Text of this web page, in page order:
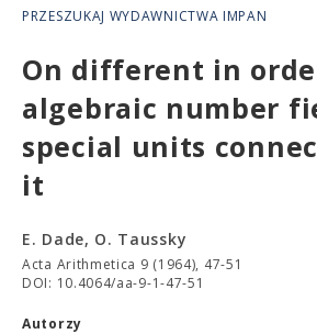
PRZESZUKAJ WYDAWNICTWA IMPAN
On different in
algebraic number
special units
it
E. Dade, O. Taussky
Acta Arithmetica 9 (1964), 47-51
DOI: 10.4064/aa-9-1-47-51
Autorzy